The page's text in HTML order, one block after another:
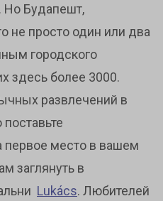
Но Будапешт,
не просто один или два
городского
здесь более 3000.
развлечений в
первое место в вашем
заглянуть в
Lukács. Любителей